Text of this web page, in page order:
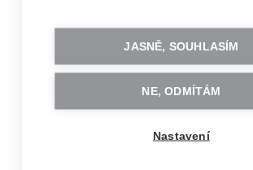
Přihlas seJASNĚ, SOUHLASÍM
NE, ODMÍTÁM
Nastavení